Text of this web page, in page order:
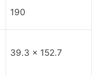
190
39.3 x 152.7